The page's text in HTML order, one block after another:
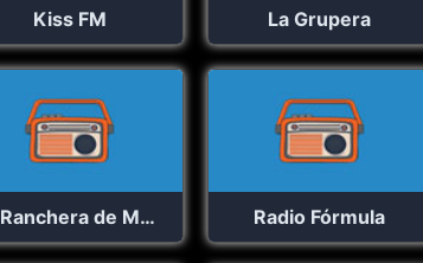
Kiss FM La Grupera
La Ranchera de Monterrey Radio Fórmula